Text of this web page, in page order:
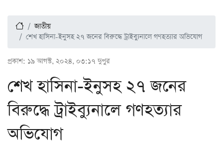
জাতীয়
শেখ হাসিনা-ইনুসহ ২৭ জনের বিরুদ্ধে ট্রাইব্যুনালে গণহত্যার অভিযোগ
প্রকাশ: ১৯ আগস্ট, ২০২৪, ০৩:১৭ দুপুর
শেখ হাসিনা-ইনুসহ ২৭ জনের
বিরুদ্ধে ট্রাইব্যুনালে গণহত্যার
অভিযোগ